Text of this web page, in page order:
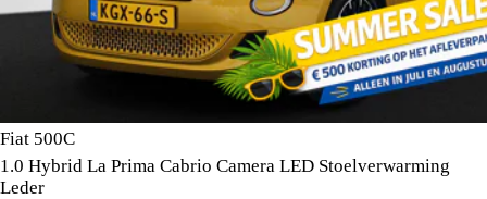
Fiat 500C
1.0 Hybrid La Prima Cabrio Camera LED Stoelverwarming
Leder